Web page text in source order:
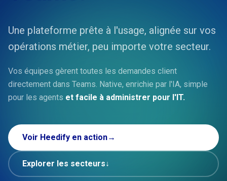
Une plateforme prête à l'usage, alignée sur vos
opérations métier, peu importe votre secteur.
Vos équipes gèrent toutes les demandes client
directement dans Teams. Native, enrichie par l'IA, simple
pour les agents et facile à administrer pour l'IT.
Voir Heedify en action→
Explorer les secteurs↓